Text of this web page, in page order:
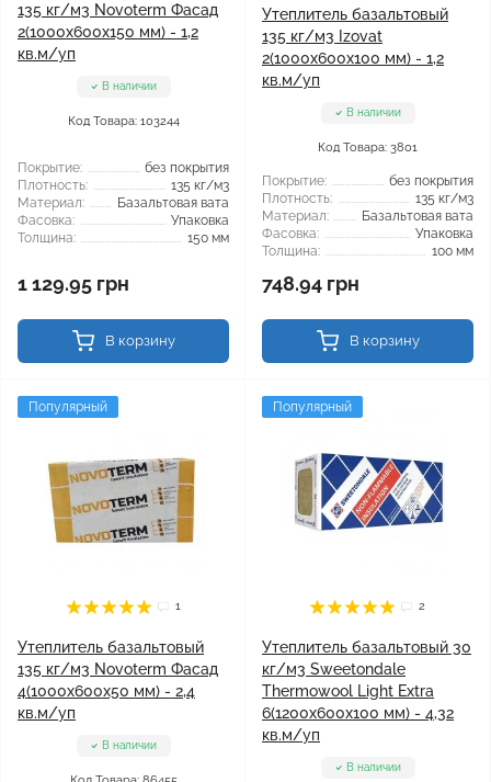
135 кг/м3 Novoterm Фасад
2(1000x600x150 мм) - 1,2
кв.м/уп
В наличии
Код Товара: 103244
Покрытие:
без покрытия
Плотность:
135 кг/м3
Материал:
Базальтовая вата
Фасовка:
Упаковка
Толщина:
150 мм
1 129.95 грн
В корзину
Утеплитель базальтовый
135 кг/м3 Izovat
2(1000x600x100 мм) - 1,2
кв.м/уп
В наличии
Код Товара: 3801
Покрытие:
без покрытия
Плотность:
135 кг/м3
Материал:
Базальтовая вата
Фасовка:
Упаковка
Толщина:
100 мм
748.94 грн
В корзину
Популярный
1
Утеплитель базальтовый
135 кг/м3 Novoterm Фасад
4(1000x600x50 мм) - 2,4
кв.м/уп
В наличии
Популярный
2
Утеплитель базальтовый 30
кг/м3 Sweetondale
Thermowool Light Extra
6(1200x600x100 мм) - 4,32
кв.м/уп
В наличии